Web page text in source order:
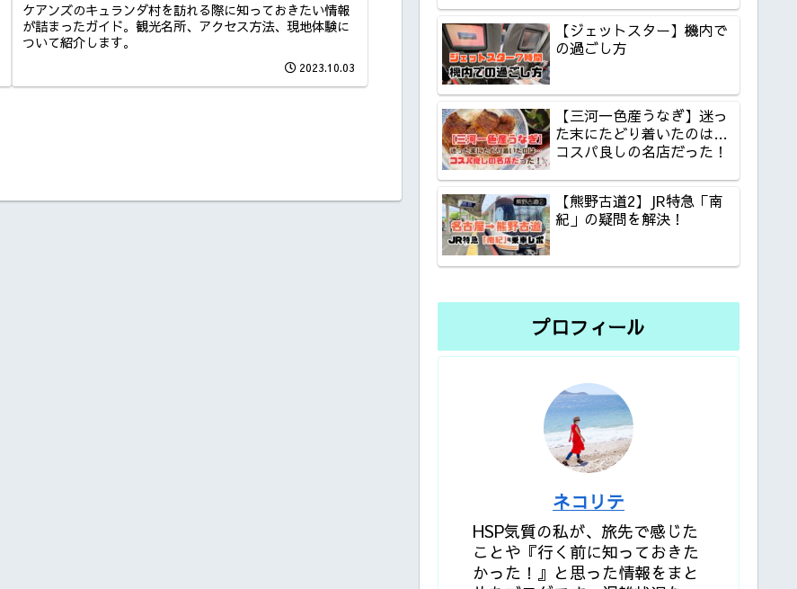
ケアンズのキュランダ村を訪れる際に知っておきたい情報
が詰まったガイド。観光名所、アクセス方法、現地体験に
ついて紹介します。
2023.10.03
【ジェットスター】機内で
の過ごし方
【三河一色産うなぎ】迷っ
た末にたどり着いたのは…
コスパ良しの名店だった！
【熊野古道2】JR特急「南
紀」の疑問を解決！
プロフィール
ネコリテ
HSP気質の私が、旅先で感じた
ことや『行く前に知っておきた
かった！』と思った情報をまと